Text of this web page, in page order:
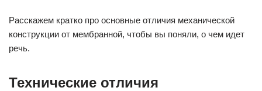
Расскажем кратко про основные отличия механической
конструкции от мембранной, чтобы вы поняли, о чем идет
речь.
Технические отличия